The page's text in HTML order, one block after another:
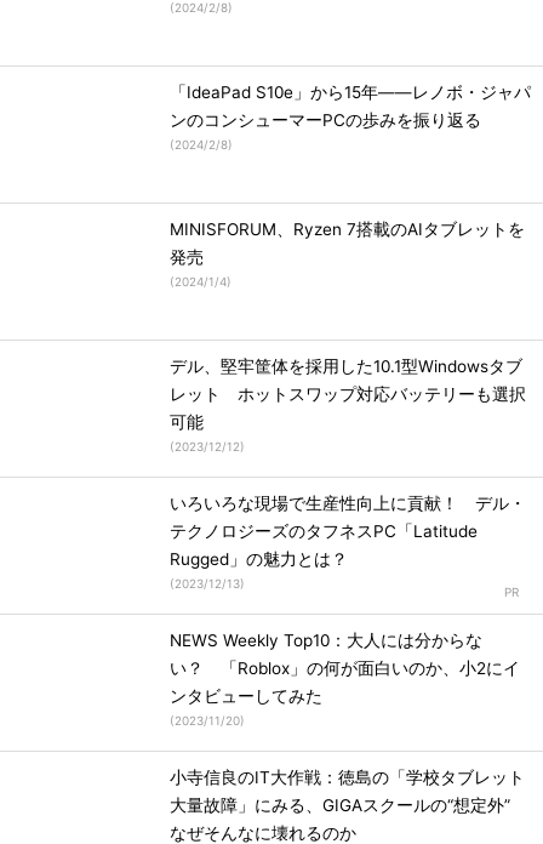
(2024/2/8)
「IdeaPad S10e」から15年――レノボ・ジャパ
ンのコンシューマーPCの歩みを振り返る
(2024/2/8)
MINISFORUM、Ryzen 7搭載のAIタブレットを
発売
(2024/1/4)
デル、堅牢筐体を採用した10.1型Windowsタブ
レット ホットスワップ対応バッテリーも選択
可能
(2023/12/12)
いろいろな現場で生産性向上に貢献！ デル・
テクノロジーズのタフネスPC「Latitude
Rugged」の魅力とは？
(2023/12/13)
NEWS Weekly Top10：大人には分からな
い？ 「Roblox」の何が面白いのか、小2にイ
ンタビューしてみた
(2023/11/20)
小寺信良のIT大作戦：徳島の「学校タブレット
大量故障」にみる、GIGAスクールの“想定外”
なぜそんなに壊れるのか